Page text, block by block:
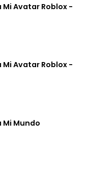
Avatar Roblox -
Avatar Roblox -
Mundo